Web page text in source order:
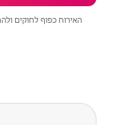
האירוח כפוף לחוקים